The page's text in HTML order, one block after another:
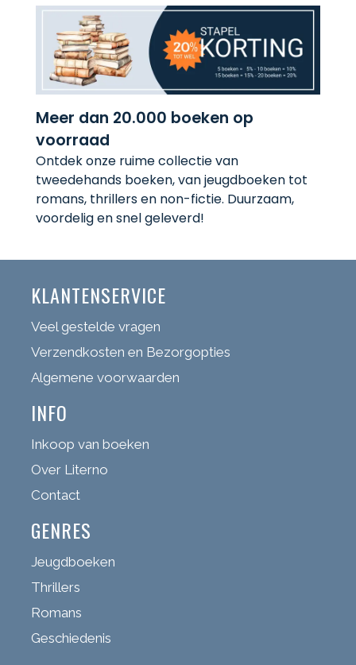
Meer dan 20.000 boeken op
voorraad
Ontdek onze ruime collectie van
tweedehands boeken, van jeugdboeken tot
romans, thrillers en non-fictie. Duurzaam,
voordelig en snel geleverd!
KLANTENSERVICE
Veel gestelde vragen
Verzendkosten en Bezorgopties
Algemene voorwaarden
INFO
Inkoop van boeken
Over Literno
Contact
GENRES
Jeugdboeken
Thrillers
Romans
Geschiedenis